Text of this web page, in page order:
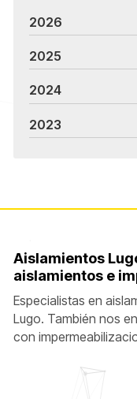
2026
2025
2024
2023
Aislamientos
aislamientos e
Especialistas en
Lugo. También nos
con